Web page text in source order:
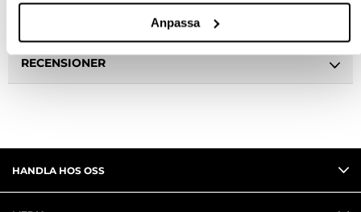
Anpassa
RECENSIONER
HANDLA HOS OSS